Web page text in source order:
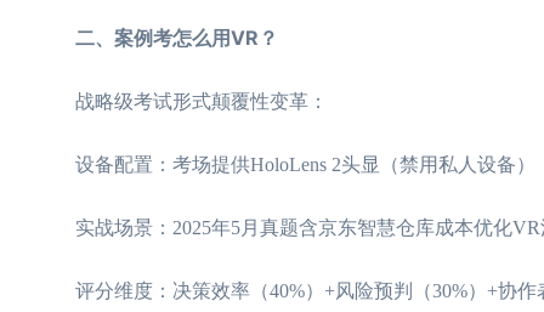
二、案例考怎么用VR？
战略级考试形式颠覆性变革：
设备配置：考场提供HoloLens 2头显（禁用私人设备）
实战场景：2025年5月真题含京东智慧仓库成本优化VR
评分维度：决策效率（40%）+风险预判（30%）+协作